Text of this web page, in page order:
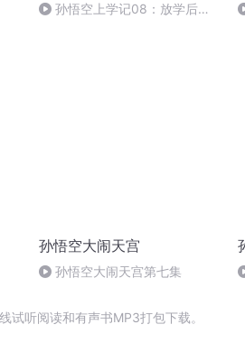
孙悟空上学记08：放学后发
孙悟空大闹天宫
孙悟空大闹天宫第七集
听阅读和有声书MP3打包下载。